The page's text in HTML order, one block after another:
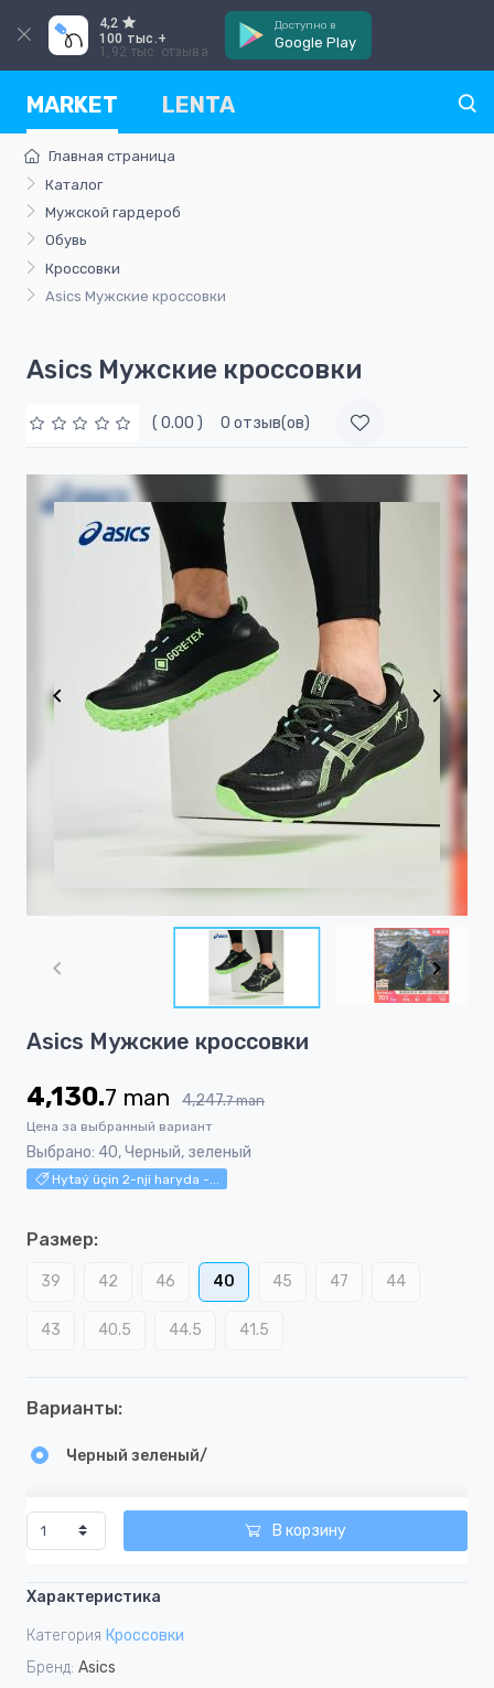
4,2
100 тыс.+
1,92 тыс. отзыва
Доступно в
Google Play
MARKET LENTA
Главная страница
Каталог
Мужской гардероб
Обувь
Кроссовки
Asics Мужские кроссовки
Asics Мужские кроссовки
( 0.00 ) 0 отзыв(ов)
1
5
Asics Мужские кроссовки
4,130.7 man 4,247.7 man
Цена за выбранный вариант
Выбрано: 40, Черный, зеленый
Hytaý üçin 2-nji haryda -...
Размер:
39 42 46 40 45 47 44
43 40.5 44.5 41.5
Варианты:
Черный зеленый/
В корзину
Характеристика
Категория Кроссовки
Бренд: Asics